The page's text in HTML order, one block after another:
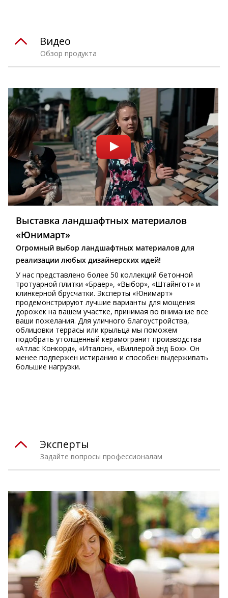
Обзор продукта
Видео
Выставка ландшафтных материалов
«Юнимарт»
Огромный выбор ландшафтных материалов для
реализации любых дизайнерских идей!
У нас представлено более 50 коллекций бетонной
тротуарной плитки «Браер», «Выбор», «Штайнгот» и
клинкерной брусчатки. Эксперты «Юнимарт»
продемонстрируют лучшие варианты для мощения
дорожек на вашем участке, принимая во внимание все
ваши пожелания. Для уличного благоустройства,
облицовки террасы или крыльца мы поможем
подобрать утолщенный керамогранит производства
«Атлас Конкорд», «Италон», «Виллерой энд Бох». Он
менее подвержен истиранию и способен выдерживать
большие нагрузки.
Задайте вопросы профессионалам
Эксперты